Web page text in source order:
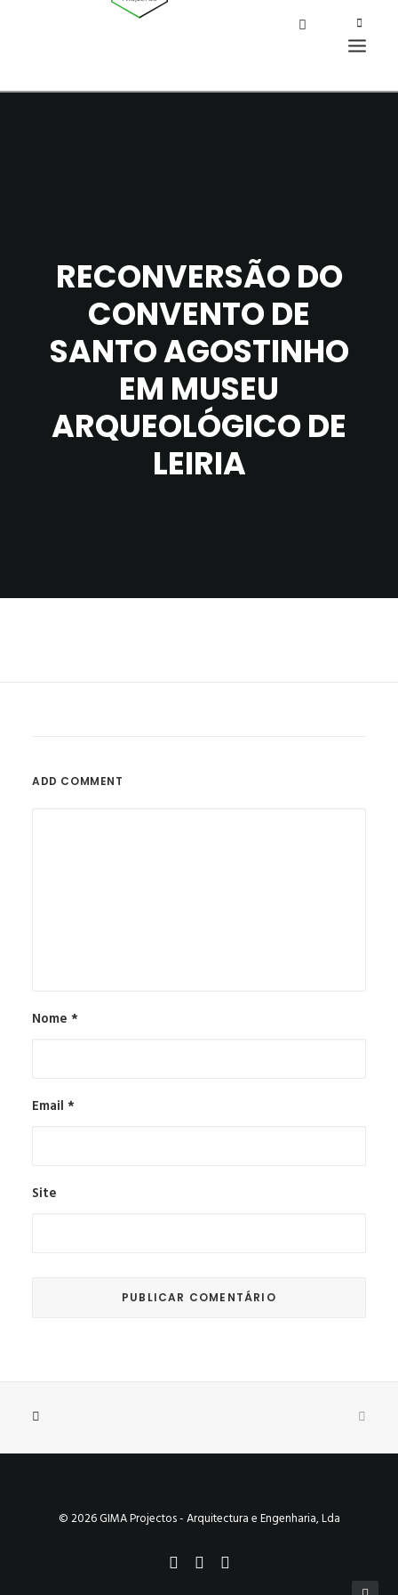
RECONVERSÃO DO
CONVENTO DE
SANTO AGOSTINHO
EM MUSEU
ARQUEOLÓGICO DE
LEIRIA
ADD COMMENT
Nome *
Email *
Site
© 2026 GIMA Projectos - Arquitectura e Engenharia, Lda